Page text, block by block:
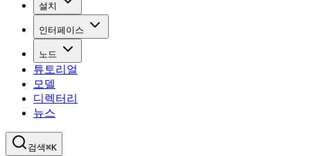
설치
인터페이스
노드
튜토리얼
모델
디렉터리
뉴스
검색⌘K